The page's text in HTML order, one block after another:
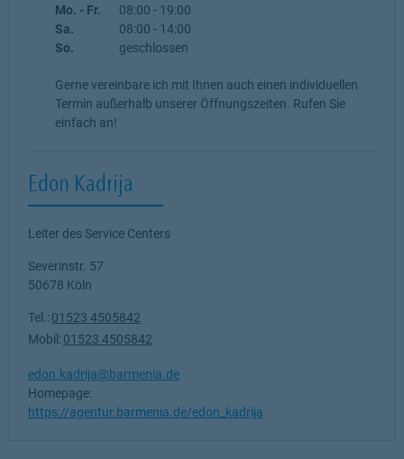
Wochentag Öffnungszeiten
Mo. - Fr. 08:00 - 19:00
Sa.
08:00 - 14:00
So.
geschlossen
Gerne vereinbare ich mit Ihnen auch einen individuellen
Termin außerhalb unserer Öffnungszeiten. Rufen Sie
einfach an!
Edon Kadrija
Leiter des Service Centers
Severinstr. 57
50678 Köln
Tel.: 01523 4505842
Mobil: 01523 4505842
edon.kadrija@barmenia.de
Homepage:
https://agentur.barmenia.de/edon_kadrija